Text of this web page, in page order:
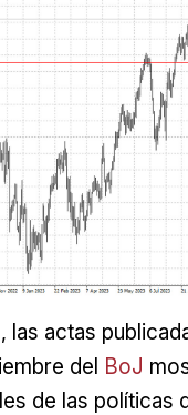
las actas
del BoJ
de las políticas